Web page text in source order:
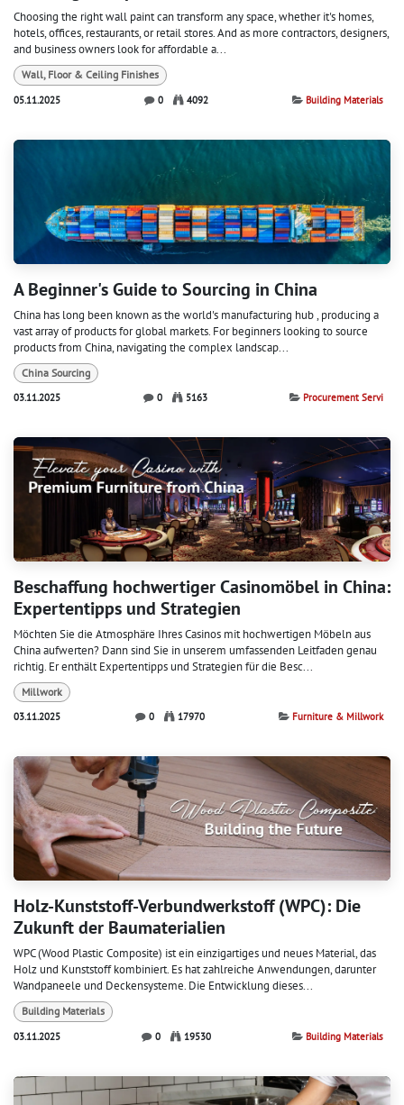
Choosing the right wall paint can transform any space, whether it's homes,
hotels, offices, restaurants, or retail stores. And as more contractors, designers,
and business owners look for affordable a...
Wall, Floor & Ceiling Finishes
05.11.2025
0 4092 Building Materials
A Beginner's Guide to Sourcing in China
China has long been known as the world's manufacturing hub , producing a
vast array of products for global markets. For beginners looking to source
products from China, navigating the complex landscap...
China Sourcing
03.11.2025
0 5163 Procurement Servi
Beschaffung hochwertiger Casinomöbel in China:
Expertentipps und Strategien
Möchten Sie die Atmosphäre Ihres Casinos mit hochwertigen Möbeln aus
China aufwerten? Dann sind Sie in unserem umfassenden Leitfaden genau
richtig. Er enthält Expertentipps und Strategien für die Besc...
Millwork
03.11.2025
0 17970 Furniture & Millwork
Holz-Kunststoff-Verbundwerkstoff (WPC): Die
Zukunft der Baumaterialien
WPC (Wood Plastic Composite) ist ein einzigartiges und neues Material, das
Holz und Kunststoff kombiniert. Es hat zahlreiche Anwendungen, darunter
Wandpaneele und Deckensysteme. Die Entwicklung dieses...
Building Materials
03.11.2025
0 19530 Building Materials